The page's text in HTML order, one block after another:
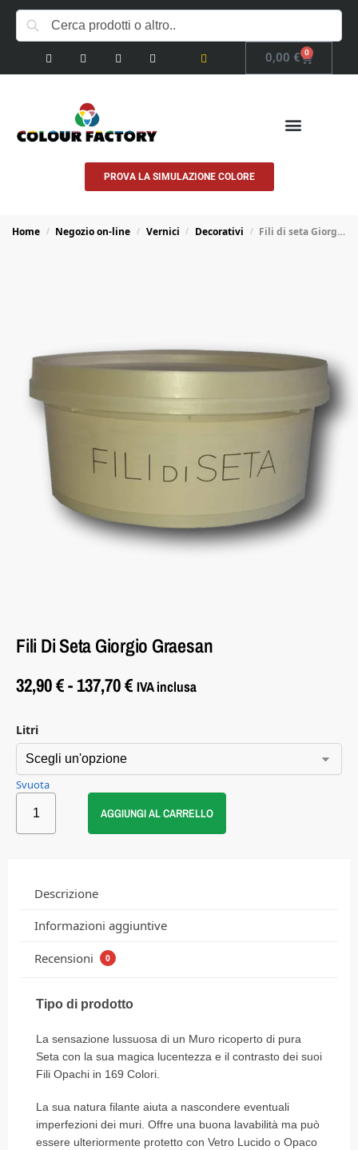
0,00 € 0
PROVA LA SIMULAZIONE COLORE
Home / Negozio on-line / Vernici / Decorativi / Fili di seta Giorgio Graesan
Fili Di Seta Giorgio Graesan
32,90€-137,70€ IVA inclusa
Litri
Svuota
AGGIUNGI AL CARRELLO
Descrizione
Informazioni aggiuntive
Recensioni 0
Tipo di prodotto
La sensazione lussuosa di un Muro ricoperto di pura
Seta con la sua magica lucentezza e il contrasto dei suoi
Fili Opachi in 169 Colori.
La sua natura filante aiuta a nascondere eventuali
imperfezioni dei muri. Offre una buona lavabilità ma può
essere ulteriormente protetto con Vetro Lucido o Opaco